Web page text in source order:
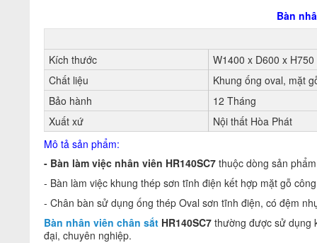
Bàn
Kích thước
W1400 x D600 x H750
Chất liệu
Khung ống oval, mặt
Bảo hành
12 Tháng
Xuất xứ
Nội thất Hòa Phát
Mô tả sản phẩm:
- Bàn làm việc nhân viên HR140SC7 thuộc dòng sản
- Bàn làm việc khung thép sơn tĩnh điện kết hợp mặt gỗ
- Chân bàn sử dụng ống thép Oval sơn tĩnh điện, có đệm
Bàn nhân viên chân sắt HR140SC7 thường được sử dụng
đại, chuyên nghiệp.